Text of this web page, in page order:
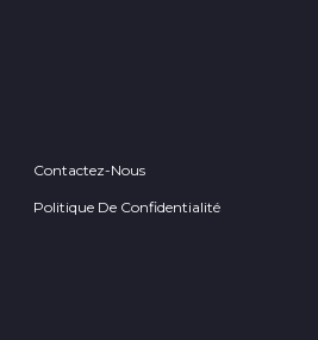
Contactez-Nous
Politique De Confidentialité